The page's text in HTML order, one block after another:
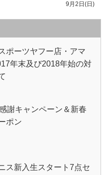
9月2日(日)
ポーツヤフー店・アマ
年末及び2018年始の対
謝キャンペーン＆新春
ポン
ス新入生スタート7点セ